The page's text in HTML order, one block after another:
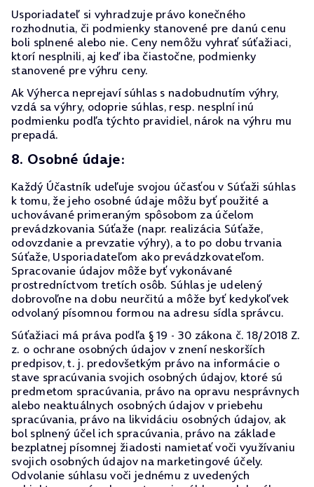
Usporiadateľ si vyhradzuje právo konečného
rozhodnutia, či podmienky stanovené pre danú cenu
boli splnené alebo nie. Ceny nemôžu vyhrať súťažiaci,
ktorí nesplnili, aj keď iba čiastočne, podmienky
stanovené pre výhru ceny.
Ak Výherca neprejaví súhlas s nadobudnutím výhry,
vzdá sa výhry, odoprie súhlas, resp. nesplní inú
podmienku podľa týchto pravidiel, nárok na výhru mu
prepadá.
8. Osobné údaje:
Každý Účastník udeľuje svojou účasťou v Súťaži súhlas
k tomu, že jeho osobné údaje môžu byť použité a
uchovávané primeraným spôsobom za účelom
prevádzkovania Súťaže (napr. realizácia Súťaže,
odovzdanie a prevzatie výhry), a to po dobu trvania
Súťaže, Usporiadateľom ako prevádzkovateľom.
Spracovanie údajov môže byť vykonávané
prostredníctvom tretích osôb. Súhlas je udelený
dobrovoľne na dobu neurčitú a môže byť kedykoľvek
odvolaný písomnou formou na adresu sídla správcu.
Súťažiaci má práva podľa § 19 - 30 zákona č. 18/2018 Z.
z. o ochrane osobných údajov v znení neskorších
predpisov, t. j. predovšetkým právo na informácie o
stave spracúvania svojich osobných údajov, ktoré sú
predmetom spracúvania, právo na opravu nesprávnych
alebo neaktuálnych osobných údajov v priebehu
spracúvania, právo na likvidáciu osobných údajov, ak
bol splnený účel ich spracúvania, právo na základe
bezplatnej písomnej žiadosti namietať voči využívaniu
svojich osobných údajov na marketingové účely.
Odvolanie súhlasu voči jednému z uvedených